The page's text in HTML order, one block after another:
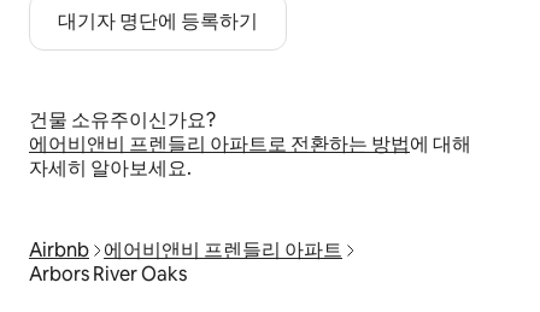
대기자 명단에 등록하기
건물 소유주이신가요?
에어비앤비 프렌들리 아파트로 전환하는 방법에 대해
자세히 알아보세요.
Airbnb
에어비앤비 프렌들리 아파트
Arbors River Oaks